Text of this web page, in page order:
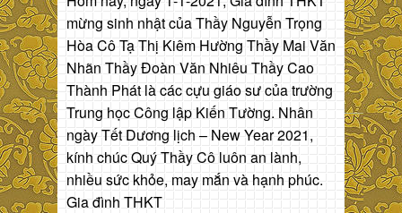
mừng sinh nhật của Thầy Nguyễn Trọng
Hòa Cô Tạ Thị Kiêm Hường Thầy Mai Văn
Nhãn Thầy Đoàn Văn Nhiêu Thầy Cao
Thành Phát là các cựu giáo sư của trường
Trung học Công lập Kiến Tường. Nhân
ngày Tết Dương lịch – New Year 2021,
kính chúc Quý Thầy Cô luôn an lành,
nhiều sức khỏe, may mắn và hạnh phúc.
Gia đình THKT